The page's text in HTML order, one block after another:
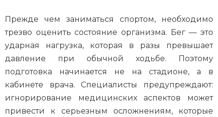
Прежде чем заниматься спортом, необходимо
трезво оценить состояние организма. Бег — это
ударная нагрузка, которая в разы превышает
давление при обычной ходьбе. Поэтому
подготовка начинается не на стадионе, а в
кабинете врача. Специалисты предупреждают:
игнорирование медицинских аспектов может
привести к серьезным осложнениям, которые